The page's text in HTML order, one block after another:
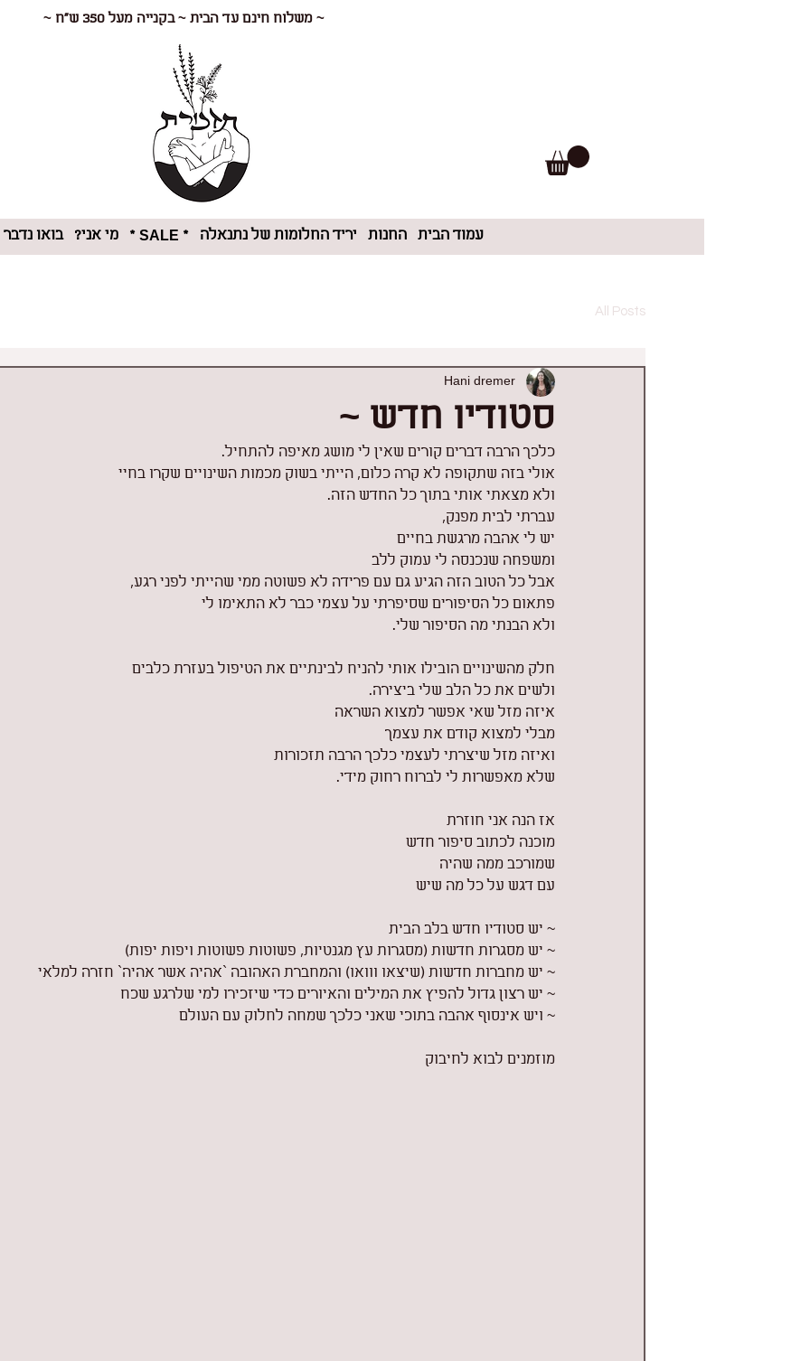
~ משלוח חינם עד הבית ~ בקנייה מעל 350 ש"ח ~
עמוד הבית החנות יריד החלומות של נתנאלה * SALE * מי אני? בואו נדבר
All Posts
סטודיו חדש ~
Hani dremer
כלכך הרבה דברים קורים שאין לי מושג מאיפה להתחיל.
אולי בזה שתקופה לא קרה כלום, הייתי בשוק מכמות השינויים שקרו בחיי
ולא מצאתי אותי בתוך כל החדש הזה.
עברתי לבית מפנק,
יש לי אהבה מרגשת בחיים
ומשפחה שנכנסה לי עמוק ללב
אבל כל הטוב הזה הגיע גם עם פרידה לא פשוטה ממי שהייתי לפני רגע,
פתאום כל הסיפורים שסיפרתי על עצמי כבר לא התאימו לי
ולא הבנתי מה הסיפור שלי.
חלק מהשינויים הובילו אותי להניח לבינתיים את הטיפול בעזרת כלבים
ולשים את כל הלב שלי ביצירה.
איזה מזל שאי אפשר למצוא השראה
מבלי למצוא קודם את עצמך
ואיזה מזל שיצרתי לעצמי כלכך הרבה תזכורות
שלא מאפשרות לי לברוח רחוק מידי.
אז הנה אני חוזרת
מוכנה לכתוב סיפור חדש
שמורכב ממה שהיה
עם דגש על כל מה שיש
~ יש סטודיו חדש בלב הבית
~ יש מסגרות חדשות (מסגרות עץ מגנטיות, פשוטות פשוטות ויפות יפות)
~ יש מחברות חדשות (שיצאו ווואו) והמחברת האהובה `אהיה אשר אהיה` חזרה למלאי
~ יש רצון גדול להפיץ את המילים והאיורים כדי שיזכירו למי שלרגע שכח
~ ויש אינסוף אהבה בתוכי שאני כלכך שמחה לחלוק עם העולם
מוזמנים לבוא לחיבוק